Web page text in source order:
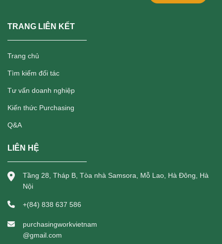
TRANG LIÊN KẾT
Trang chủ
Tìm kiếm đối tác
Tư vấn doanh nghiệp
Kiến thức Purchasing
Q&A
LIÊN HỆ
Tầng 28, Tháp B, Tòa nhà Samsora, Mỗ Lao, Hà Đông, Hà
Nội
+(84) 838 637 586
purchasingworkvietnam
@gmail.com